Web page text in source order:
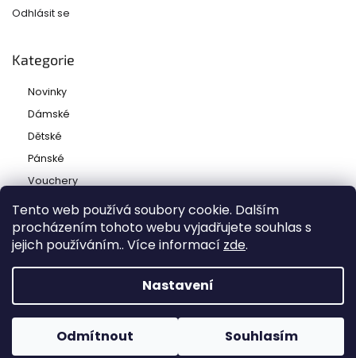
Tento web používá soubory cookie. Dalším
procházením tohoto webu vyjadřujete souhlas s
jejich používáním.. Více informací zde.
Nastavení
Odmítnout Souhlasím
Odhlásit se
Kategorie
Novinky
Dámské
Dětské
Pánské
Vouchery
Vytvořil Shoptet
Copyright 2026Ladies and babies. Všechna práva